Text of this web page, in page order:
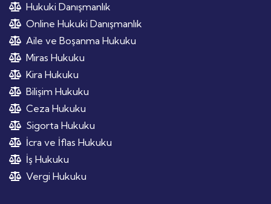
Hukuki Danışmanlık
Online Hukuki Danışmanlık
Aile ve Boşanma Hukuku
Miras Hukuku
Kira Hukuku
Bilişim Hukuku
Ceza Hukuku
Sigorta Hukuku
İcra ve İflas Hukuku
İş Hukuku
Vergi Hukuku